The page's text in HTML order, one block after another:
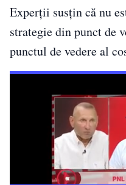
Experții susțin că nu
strategie din punct de
punctul de vedere al